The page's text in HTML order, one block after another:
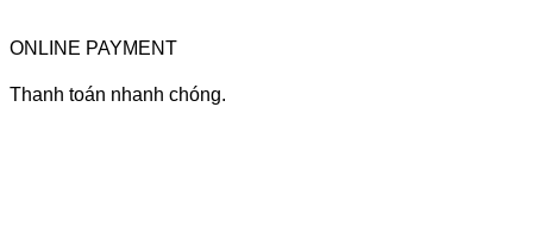
ONLINE PAYMENT
Thanh toán nhanh chóng.